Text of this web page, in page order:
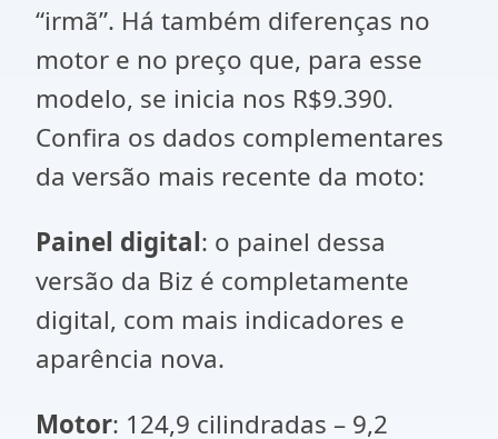
“irmã”. Há também diferenças no
motor e no preço que, para esse
modelo, se inicia nos R$9.390.
Confira os dados complementares
da versão mais recente da moto:
Painel digital: o painel dessa
versão da Biz é completamente
digital, com mais indicadores e
aparência nova.
Motor: 124,9 cilindradas – 9,2